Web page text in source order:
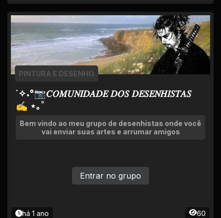
˙✧˖°📷𝐶𝑂𝑀𝑈𝑁𝐼𝐷𝐴𝐷𝐸 𝐷𝑂𝑆 𝐷𝐸𝑆𝐸𝑁𝐻𝐼𝑆𝑇𝐴𝑆
✍ ⋆｡˚
PINTURA E DESENHO
Bem vindo ao meu grupo de desenhistas onde você
vai enviar suas artes e arrumar amigos
há 1 ano 60
Entrar no grupo